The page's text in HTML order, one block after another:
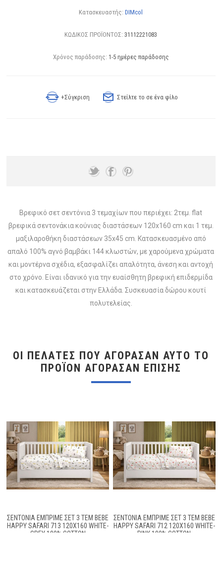
Κατασκευαστής: DIMcol
ΚΩΔΙΚΟΣ ΠΡΟΪΟΝΤΟΣ: 31112221083
Χρόνος παράδοσης: 1-5 ημέρες παράδοσης
+Σύγκριση Στείλτε το σε ένα φίλο
Βρεφικό σετ σεντόνια 3 τεμαχίων που περιέχει: 2τεμ. flat
βρεφικά σεντονάκια κούνιας διαστάσεων 120x160 cm και 1 τεμ.
μαξιλαροθήκη διαστάσεων 35x45 cm. Κατασκευασμένο από
απαλό 100% αγνό βαμβάκι 144 κλωστών, με χαρούμενα χρώματα
και μοντέρνα σχέδια, εξασφαλίζει απαλότητα, άνεση και αντοχή
στο χρόνο. Είναι ιδανικό για την ευαίσθητη βρεφική επιδερμίδα
και κατασκευάζεται στην Ελλάδα. Συσκευασία δώρου κουτί
πολυτελείας.
ΟΙ ΠΕΛΆΤΕΣ ΠΟΥ ΑΓΌΡΑΣΑΝ ΑΥΤΌ ΤΟ
ΠΡΟΪΌΝ ΑΓΌΡΑΣΑΝ ΕΠΊΣΗΣ
ΣΕΝΤΌΝΙΑ ΕΜΠΡΙΜΈ ΣΕΤ 3 ΤΕΜ BEBE
HAPPY SAFARI 713 120X160 WHITE-
GREY 100% COTTON
ΣΕΝΤΌΝΙΑ ΕΜΠΡΙΜΈ ΣΕΤ 3 ΤΕΜ BEBE
HAPPY SAFARI 712 120X160 WHITE-
PINK 100% COTTON